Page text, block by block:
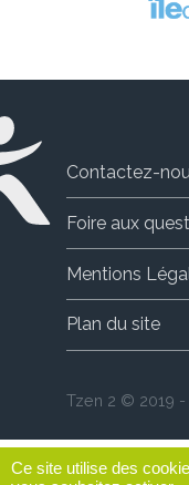
Contactez-
Foire aux
Mentions
Plan du site
Tzen 2 © 2019
Ce site utilise des